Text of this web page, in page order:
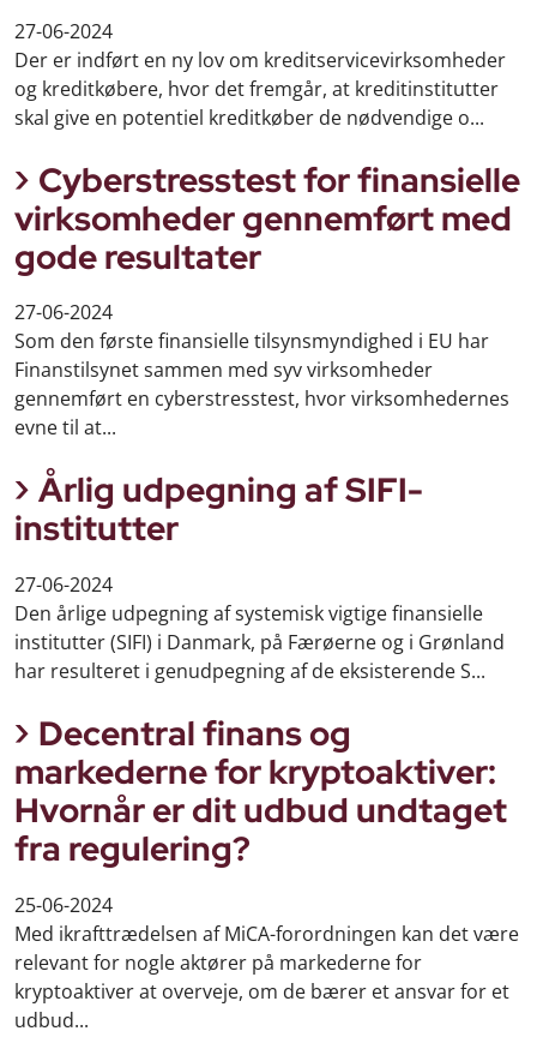
27-06-2024
Der er indført en ny lov om kreditservicevirksomheder
og kreditkøbere, hvor det fremgår, at kreditinstitutter
skal give en potentiel kreditkøber de nødvendige o...
Cyberstresstest for finansielle
virksomheder gennemført med
gode resultater
27-06-2024
Som den første finansielle tilsynsmyndighed i EU har
Finanstilsynet sammen med syv virksomheder
gennemført en cyberstresstest, hvor virksomhedernes
evne til at...
Årlig udpegning af SIFI-
institutter
27-06-2024
Den årlige udpegning af systemisk vigtige finansielle
institutter (SIFI) i Danmark, på Færøerne og i Grønland
har resulteret i genudpegning af de eksisterende S...
Decentral finans og
markederne for kryptoaktiver:
Hvornår er dit udbud undtaget
fra regulering?
25-06-2024
Med ikrafttrædelsen af MiCA-forordningen kan det være
relevant for nogle aktører på markederne for
kryptoaktiver at overveje, om de bærer et ansvar for et
udbud...